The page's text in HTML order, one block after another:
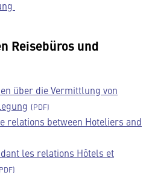
Reisebüros und
über die Vermittlung von
relations between Hoteliers and
les relations Hôtels et